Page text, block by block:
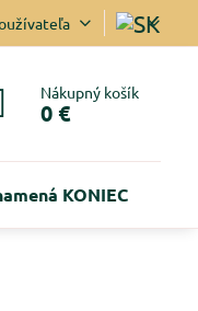
Nákupný košík
0 €
KONIEC